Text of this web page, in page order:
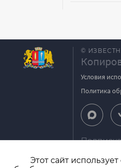
©
Условия
Политика
Подписка
Этот сайт